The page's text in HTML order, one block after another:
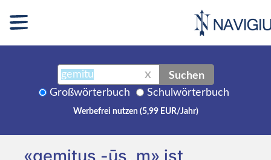
X Suchen
Großwörterbuch Schulwörterbuch
Werbefrei nutzen (5,99 EUR/Jahr)
«gemitus -ūs, m» ist